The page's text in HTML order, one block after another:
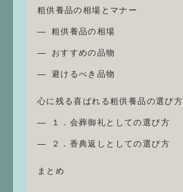
粗供養品の相場とマナー
粗供養品の相場
おすすめの品物
避けるべき品物
心に残る喜ばれる粗供養品の選び方
１．会葬御礼としての選び方
２．香典返しとしての選び方
まとめ